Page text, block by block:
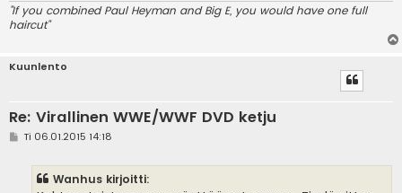
"If you combined Paul Heyman and Big E, you would have one full
haircut"
Kuunlento
Re: Virallinen WWE/WWF DVD ketju
VTi 06.01.2015 14:18
Wanhus kirjoitti: